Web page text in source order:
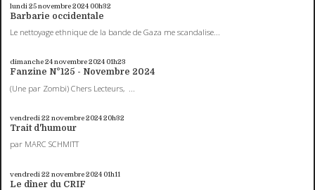
lundi 25novembre 2024 00h32
Barbarie occidentale
Le nettoyage ethnique de la bande de Gaza me scandalise...
dimanche 24novembre 2024 01h23
Fanzine N°125 - Novembre 2024
(Une par Zombi) Chers Lecteurs, ...
vendredi 22 novembre 202420h32
Trait d'humour
par MARC SCHMITT
vendredi 22 novembre 2024 01h11
Le dîner du CRIF